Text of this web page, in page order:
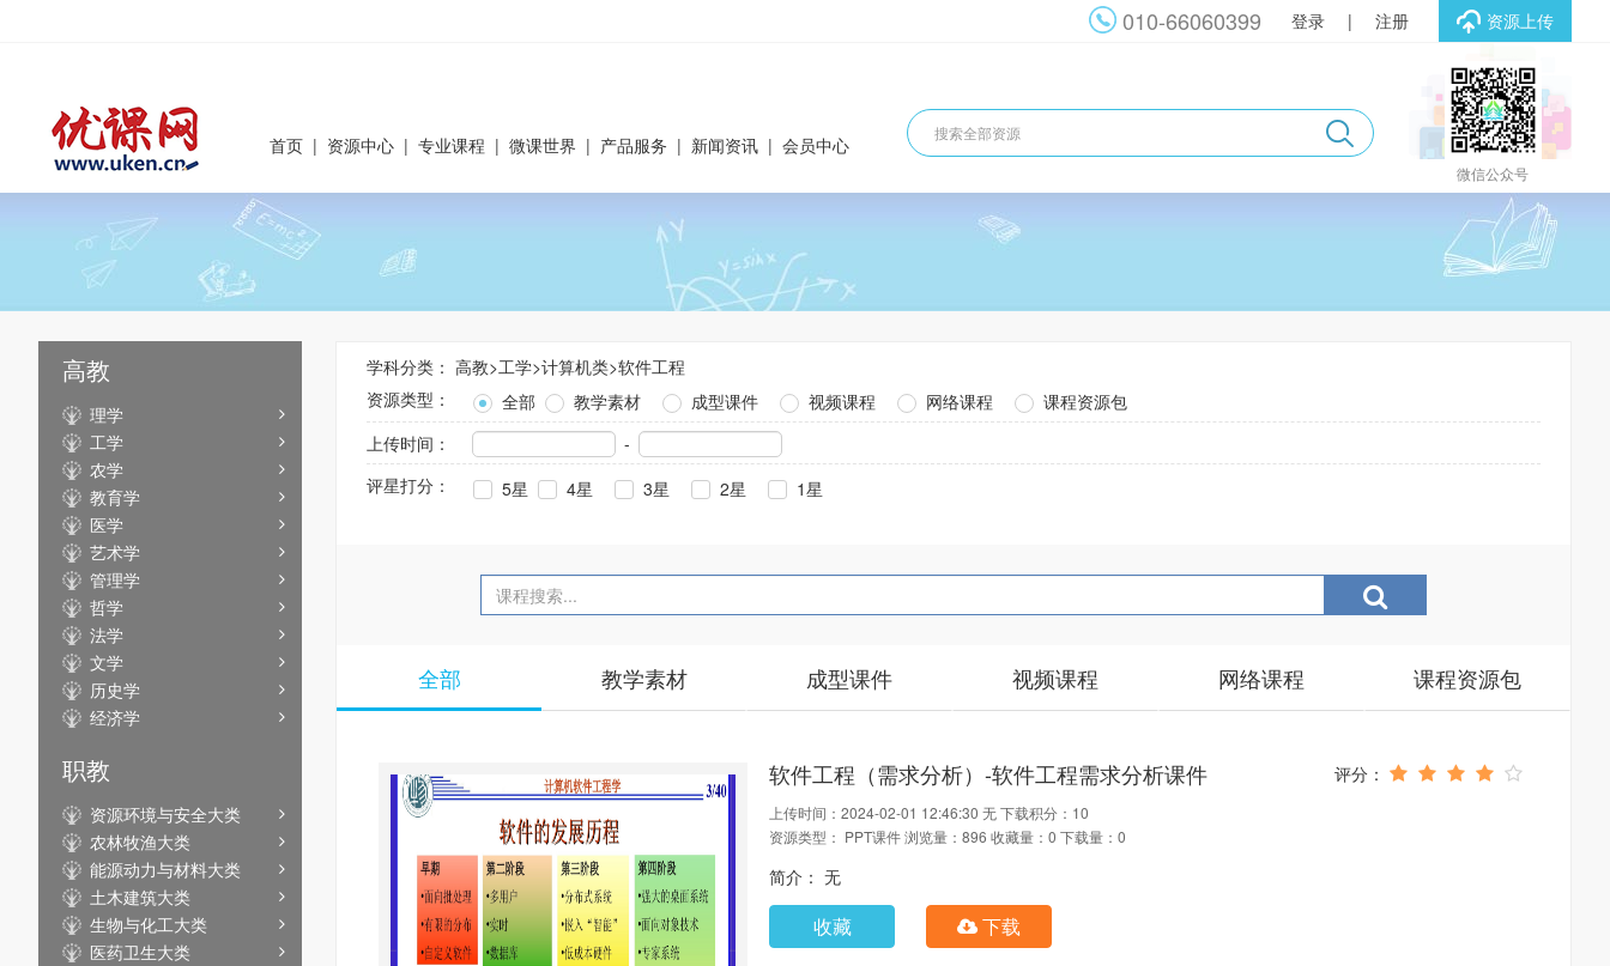
资源上传
登录 | 注册
010-66060399
微信公众号
首页 | 资源中心 | 专业课程 | 微课世界 | 产品服务 | 新闻资讯 | 会员中心
高教
理学
工学
农学
教育学
医学
艺术学
管理学
哲学
法学
文学
历史学
经济学
职教
资源环境与安全大类
农林牧渔大类
能源动力与材料大类
土木建筑大类
生物与化工大类
医药卫生大类
学科分类： 高教>工学>计算机类>软件工程
资源类型：
全部 教学素材 成型课件 视频课程 网络课程
课程资源包
上传时间：
-
评星打分：
5星 4星 3星 2星 1星
全部 教学素材 成型课件 视频课程 网络课程 课程资源包
软件工程（需求分析）-软件工程需求分析课件
上传时间：2024-02-01 12:46:30 无下载积分：10
资源类型： PPT课件浏览量：896 收藏量：0 下载量：0
简介： 无
收藏 下载